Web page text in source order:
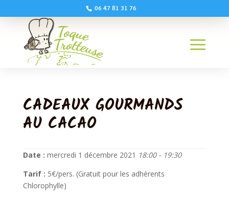
06 47 81 31 76
CADEAUX GOURMANDS
AU CACAO
Date : mercredi 1 décembre 2021 18:00 - 19:30
Tarif : 5€/pers. (Gratuit pour les adhérents
Chlorophylle)